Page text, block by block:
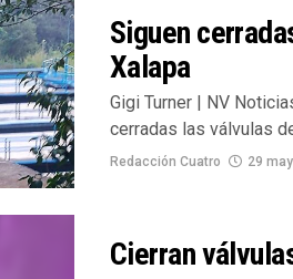
Siguen
Xalapa
Gigi Turner | NV
cerradas las válvulas
Redacción Cuatro 29
Cierran